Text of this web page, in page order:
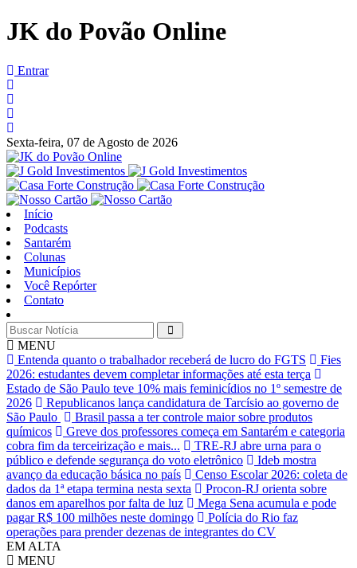
JK do Povão Online
Entrar
Sexta-feira, 07 de Agosto de 2026
Início
Podcasts
Santarém
Colunas
Municípios
Você Repórter
Contato
MENU
Entenda quanto o trabalhador receberá de lucro do FGTS
Fies
2026: estudantes devem completar informações até esta terça
Estado de São Paulo teve 10% mais feminicídios no 1º semestre de
2026
Republicanos lança candidatura de Tarcísio ao governo de
São Paulo
Brasil passa a ter controle maior sobre produtos
químicos
Greve dos professores começa em Santarém e categoria
cobra fim da terceirização e mais...
TRE-RJ abre urna para o
público e defende segurança do voto eletrônico
Ideb mostra
avanço da educação básica no país
Censo Escolar 2026: coleta de
dados da 1ª etapa termina nesta sexta
Procon-RJ orienta sobre
danos em aparelhos por falta de luz
Mega Sena acumula e pode
pagar R$ 100 milhões neste domingo
Polícia do Rio faz
operações para prender dezenas de integrantes do CV
EM ALTA
MENU